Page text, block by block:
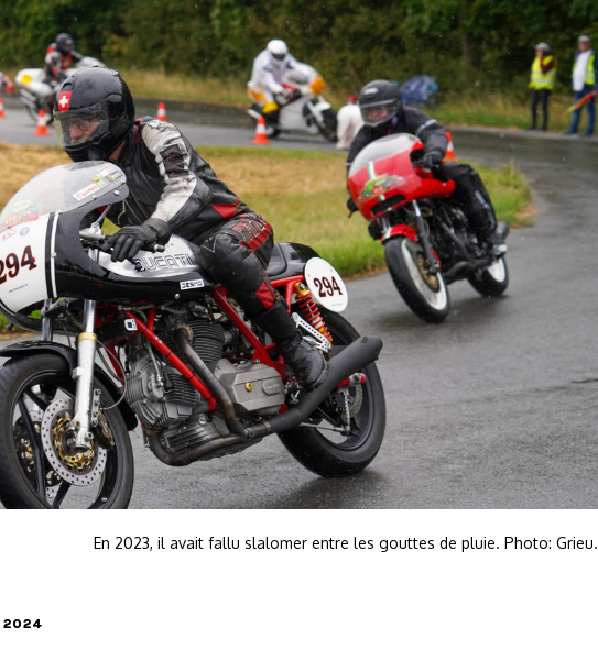
En 2023, il avait fallu slalomer entre les gouttes de pluie. Photo: Grieu.
2024